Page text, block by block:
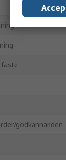
fäste
godkännanden